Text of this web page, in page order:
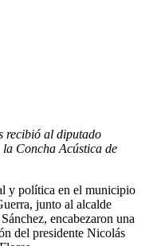
recibió al diputado
Concha Acústica de
y política en el municipio
junto al alcalde
encabezaron una
del presidente Nicolás